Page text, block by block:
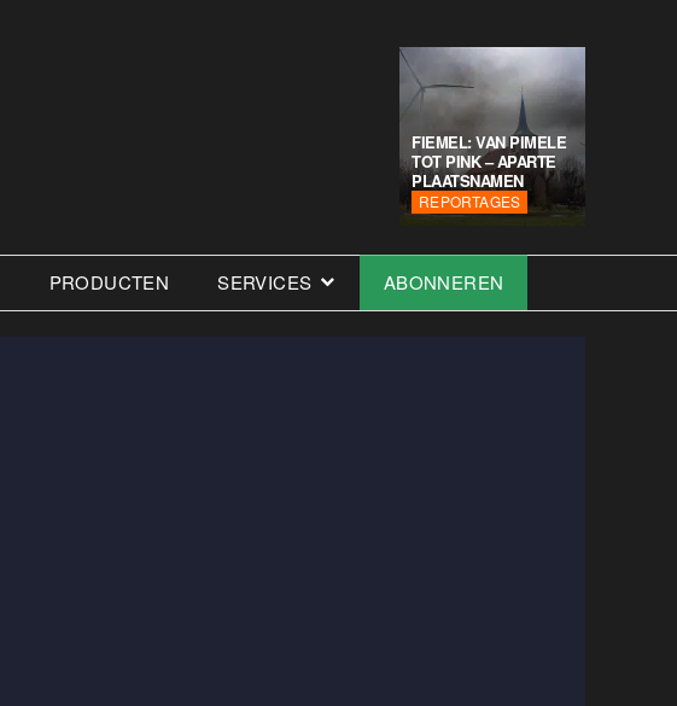
FIEMEL: VAN PIMELE
TOT PINK – APARTE
PLAATSNAMEN
REPORTAGES
PRODUCTEN SERVICES ABONNEREN